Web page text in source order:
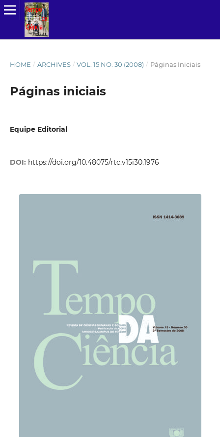
HOME / ARCHIVES / VOL. 15 NO. 30 (2008) / Páginas Iniciais
Páginas iniciais
Equipe Editorial
DOI: https://doi.org/10.48075/rtc.v15i30.1976